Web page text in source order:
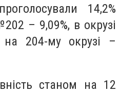
14,2%
– 9,09%, в окрузі
204-му окрузі –
станом на 12